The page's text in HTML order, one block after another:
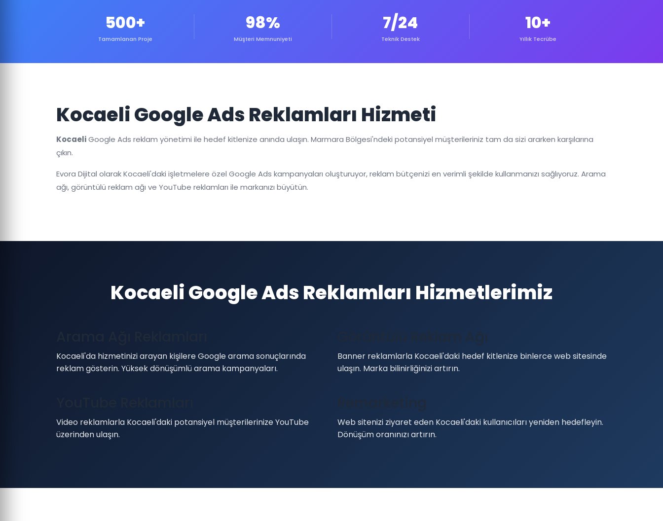
500+
Tamamlanan Proje
98%
Müşteri Memnuniyeti
7/24
Teknik Destek
10+
Yıllık Tecrübe
Kocaeli Google Ads Reklamları Hizmeti
KocaeliGoogle Ads reklam yönetimi ile hedef kitlenize anında ulaşın. Marmara Bölgesi'ndeki potansiyel müşterileriniz tam da sizi ararken karşılarına
çıkın.
Evora Dijital olarak Kocaeli'daki işletmelere özel Google Ads kampanyaları oluşturuyor, reklam bütçenizi en verimli şekilde kullanmanızı sağlıyoruz. Arama
ağı, görüntülü reklam ağı ve YouTube reklamları ile markanızı büyütün.
Kocaeli Google Ads Reklamları Hizmetlerimiz
Kocaeli'da hizmetinizi arayan kişilere Google arama sonuçlarında
reklam gösterin. Yüksek dönüşümlü arama kampanyaları.
Banner reklamlarla Kocaeli'daki hedef kitlenize binlerce web sitesinde
ulaşın. Marka bilinirliğinizi artırın.
Video reklamlarla Kocaeli'daki potansiyel müşterilerinize YouTube
üzerinden ulaşın.
Web sitenizi ziyaret eden Kocaeli'daki kullanıcıları yeniden hedefleyin.
Dönüşüm oranınızı artırın.